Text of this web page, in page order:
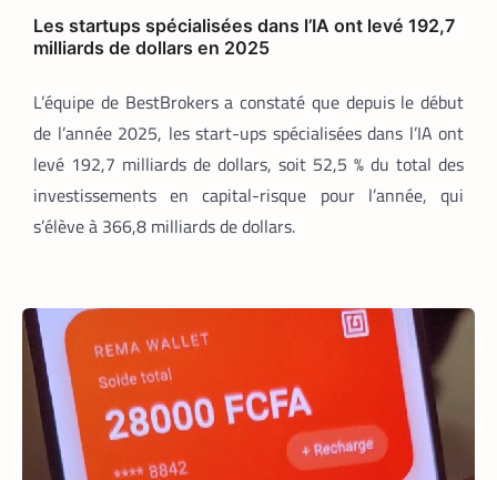
Les startups spécialisées dans l’IA ont levé 192,7
milliards de dollars en 2025
L’équipe de BestBrokers a constaté que depuis le début
de l’année 2025, les start-ups spécialisées dans l’IA ont
levé 192,7 milliards de dollars, soit 52,5 % du total des
investissements en capital-risque pour l’année, qui
s’élève à 366,8 milliards de dollars.
des coursiers-partenaires de Yango
Food en Côte d’Ivoire. Chaque matin,
depuis son logement de Marcory, il
Pro développée spécifiquement pour les
coursiers, et attend que son téléphone
sonne. La suite est une question de
technologie et d’endurance.